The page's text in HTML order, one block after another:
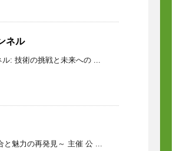
ネル
: 技術の挑戦と未来への ...
と魅力の再発見～ 主催 公 ...